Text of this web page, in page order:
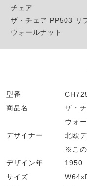
チェア
ザ・チェア PP503 リ
ウォールナット
型番
商品名
ザ・
ウォ
デザイナー
北欧
※この
デザイン年
1950
サイズ